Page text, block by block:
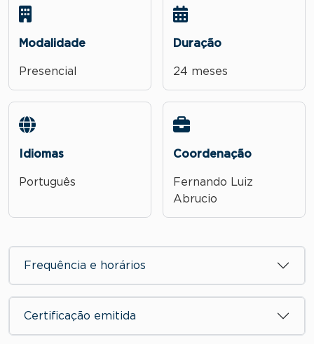
Modalidade
Presencial
Duração
24 meses
Idiomas
Português
Coordenação
Fernando Luiz
Abrucio
Frequência e horários
Certificação emitida